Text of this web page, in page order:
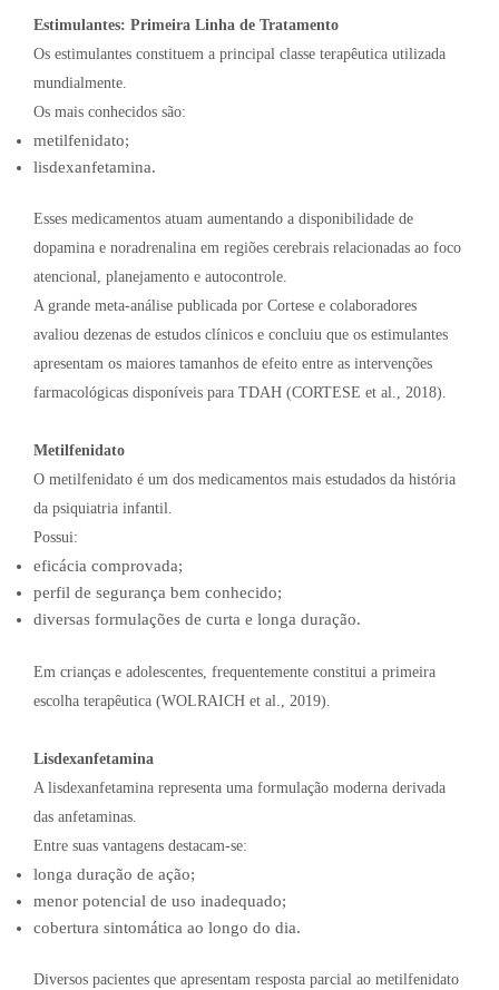
Estimulantes: Primeira Linha de Tratamento
Os estimulantes constituem a principal classe terapêutica utilizada
mundialmente.
Os mais conhecidos são:
metilfenidato;
lisdexanfetamina.
Esses medicamentos atuam aumentando a disponibilidade de
dopamina e noradrenalina em regiões cerebrais relacionadas ao foco
atencional, planejamento e autocontrole.
A grande meta-análise publicada por Cortese e colaboradores
avaliou dezenas de estudos clínicos e concluiu que os estimulantes
apresentam os maiores tamanhos de efeito entre as intervenções
farmacológicas disponíveis para TDAH (CORTESE et al., 2018).
Metilfenidato
O metilfenidato é um dos medicamentos mais estudados da história
da psiquiatria infantil.
Possui:
eficácia comprovada;
perfil de segurança bem conhecido;
diversas formulações de curta e longa duração.
Em crianças e adolescentes, frequentemente constitui a primeira
escolha terapêutica (WOLRAICH et al., 2019).
Lisdexanfetamina
A lisdexanfetamina representa uma formulação moderna derivada
das anfetaminas.
Entre suas vantagens destacam-se:
longa duração de ação;
menor potencial de uso inadequado;
cobertura sintomática ao longo do dia.
Diversos pacientes que apresentam resposta parcial ao metilfenidato